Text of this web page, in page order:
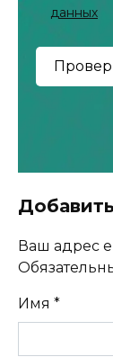
данных
Ваш адрес
Имя *